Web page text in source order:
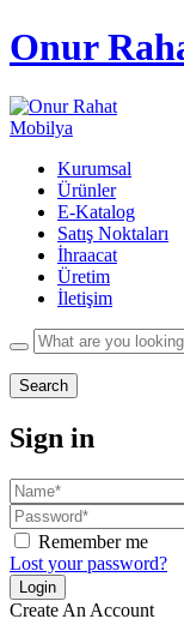
Onur
Kurumsal
Ürünler
E-Katalog
Satış Noktaları
İhraacat
Üretim
İletişim
Search
Sign in
Remember me
Lost your password?
Create An Account